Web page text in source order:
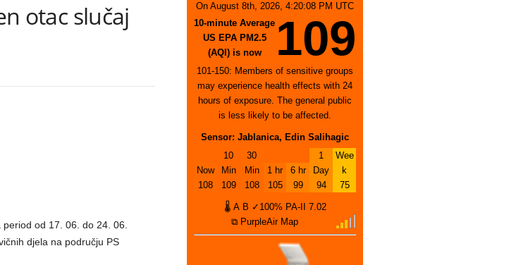
otac slučaj
od 17. 06. do 24. 06.
djela na području PS
On August 8th, 2026, 4:20:08 PM UTC
10-minute Average
US EPA PM2.5
(AQI) is now
109
101-150: Members of sensitive groups
may experience health effects with 24
hours of exposure. The general public
is less likely to be affected.
Sensor: Jablanica, Edin Salihagic
Now
108
10
Min
109
30
Min
108
1 hr
105
6 hr
99
1
Day
94
Wee
k
75
🌡 A B ✓100% PA-II
7.02
⧉ PurpleAir Map